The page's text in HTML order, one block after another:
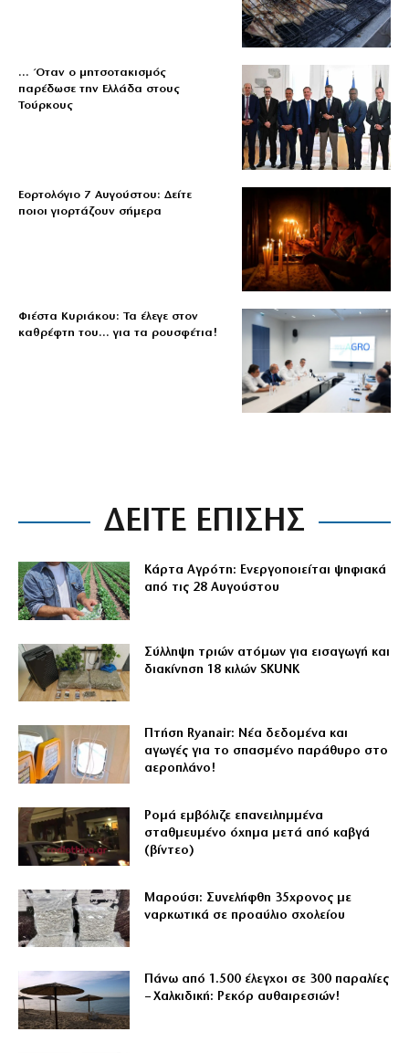
… Όταν ο μητσοτακισμός
παρέδωσε την Ελλάδα στους
Τούρκους
Εορτολόγιο 7 Αυγούστου: Δείτε
ποιοι γιορτάζουν σήμερα
Φιέστα Κυριάκου: Τα έλεγε στον
καθρέφτη του… για τα ρουσφέτια!
ΔΕΙΤΕ ΕΠΙΣΗΣ
Κάρτα Αγρότη: Ενεργοποιείται ψηφιακά
από τις 28 Αυγούστου
Σύλληψη τριών ατόμων για εισαγωγή και
διακίνηση 18 κιλών SKUNK
Πτήση Ryanair: Νέα δεδομένα και
αγωγές για το σπασμένο παράθυρο στο
αεροπλάνο!
Ρομά εμβόλιζε επανειλημμένα
σταθμευμένο όχημα μετά από καβγά
(βίντεο)
Μαρούσι: Συνελήφθη 35χρονος με
ναρκωτικά σε προαύλιο σχολείου
Πάνω από 1.500 έλεγχοι σε 300 παραλίες
– Χαλκιδική: Ρεκόρ αυθαιρεσιών!